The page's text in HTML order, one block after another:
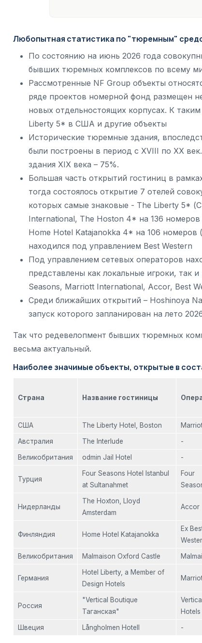
Любопытная статистика по "тюремным"
По состоянию на июнь 2026 года
бывших тюремных комплексов по всему
Рассмотренные NF Group объекты
ряде проектов номерной фонд размещен
новых отдельностоящих корпусах. К
Liberty 5* в США и другие объекты
Исторические тюремные здания,
были построены в период с XVIII по XX
здания XIX века – 75%.
Большая часть открытий гостиниц в
тогда состоялось открытие 7 отелей
которых самые знаковые - The Liberty 5*
International, The Hoston 4* на 136
Home Hotel Katajanokka 4* на 106
находился под управлением Best Western
Под управлением сетевых операторов
представлены как локальные игроки, так
Seasons, Marriott International, Accor, Best
Среди ближайших открытий – Hoshinoya
запуск которого запланирован на лето
Так что редевелопмент бывших тюремных
весьма актуальный.
Наиболее значимые объекты, открытые в
Страна Название гостиницы
США The Liberty Hotel, Boston
Австралия The Interlude -
Великобритания odmin Jail Hotel -
Турция
Four Seasons Hotel Istanbul
at Sultanahmet
Four
Нидерланды
The Hoxton, Lloyd
Amsterdam
Accor
Финляндия Home Hotel Katajanokka
Ex
Великобритания Malmaison Oxford Castle
Германия
Hotel Liberty, a Member of
Design Hotels
Россия
"Vertical Boutique
Таганская"
Hotels
Швеция Långholmen Hotell -